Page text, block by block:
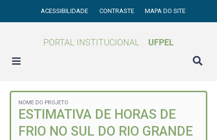
ACESSIBILIDADE CONTRASTE MAPA DO SITE
PORTAL INSTITUCIONAL UFPEL
NOME DO PROJETO
ESTIMATIVA DE HORAS DE
FRIO NO SUL DO RIO GRANDE